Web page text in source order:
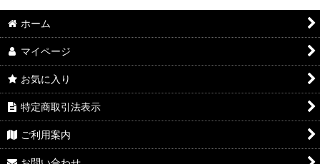
ホーム
マイページ
お気に入り
特定商取引法表示
ご利用案内